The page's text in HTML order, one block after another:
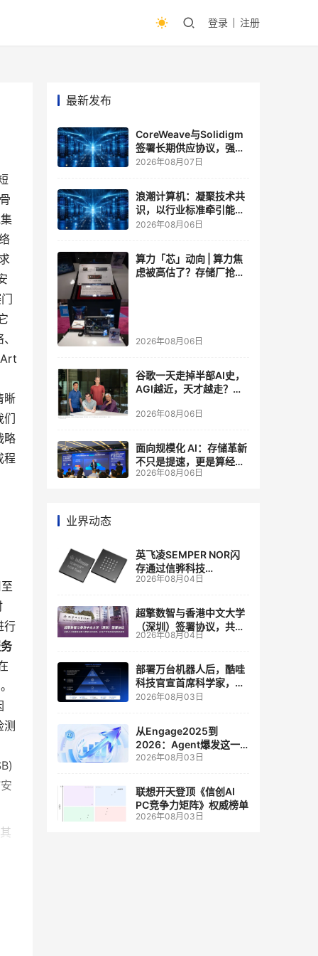
登录 注册
晰
们
略
程
行
最新发布
CoreWeave与Solidigm
签署长期供应协议，强化
一体化人工智能云平台
2026年08月07日
浪潮计算机：凝聚技术共
识，以行业标准牵引能力
跃升
2026年08月06日
算力「芯」动向 | 算力焦
虑被高估了？存储厂抢了
2026年08月06日
谷歌一天走掉半部AI史，
AGI越近，天才越走？大
自己的研发节奏
2026年08月06日
面向规模化 AI：存储革新
不只是提速，更是算经济
账
2026年08月06日
业界动态
英飞凌SEMPER NOR闪
存通过信骅科技
AST2700 BMC认证，全
管理
2026年08月04日
超擎数智与香港中文大学
（深圳）签署协议，共建
人工智能和边缘计算联合
2026年08月04日
部署万台机器人后，酷哇
科技官宣首席科学家，要
让世界模型交付生产力
2026年08月03日
从Engage2025到
2026：Agent爆发这一
年，AI CRM 走到哪了
2026年08月03日
联想开天登顶《信创AI
PC竞争力矩阵》权威榜单
2026年08月03日